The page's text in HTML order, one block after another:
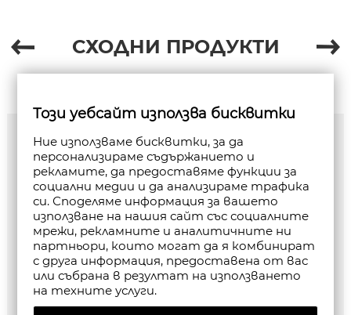
СХОДНИ ПРОДУКТИ
Този уебсайт използва бисквитки
Ние използваме бисквитки, за да
персонализираме съдържанието и
рекламите, да предоставяме функции за
социални медии и да анализираме трафика
си. Споделяме информация за вашето
използване на нашия сайт със социалните
мрежи, рекламните и аналитичните ни
партньори, които могат да я комбинират
с друга информация, предоставена от вас
или събрана в резултат на използването
на техните услуги.